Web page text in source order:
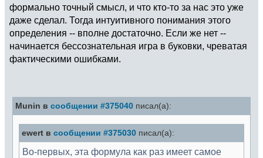
формально точный смысл, и что кто-то за нас это уже
даже сделал. Тогда интуитивного понимания этого
определения -- вполне достаточно. Если же нет --
начинается бессознательная игра в буковки, чреватая
фактическими ошибками.
Munin в сообщении #375040 писал(а):
ewert в сообщении #375030 писал(а):
Во-первых, эта формула как раз имеет самое